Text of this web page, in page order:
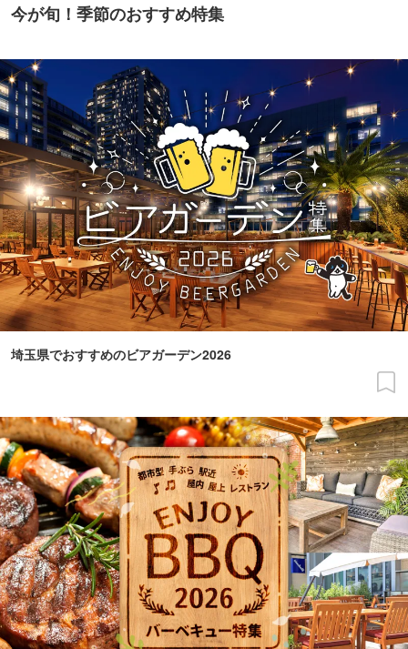
今が旬！季節のおすすめ特集
埼玉県でおすすめのビアガーデン2026